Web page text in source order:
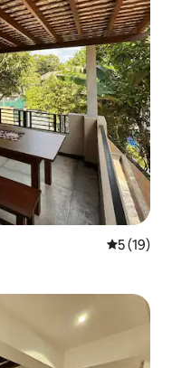
平均评分
5 (19)